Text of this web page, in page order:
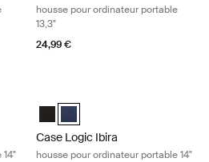
housse pour ordinateur portable
13,3"
24,99 €
Noir (selected)
Bleu robe
Case Logic Ibira Laptop Sleeve
Case Logic Ibira Laptop
Case Logic Ibira
housse pour ordinateur portable 14"